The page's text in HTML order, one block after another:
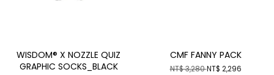
WISDOM® X NOZZLE QUIZ
GRAPHIC SOCKS_BLACK
CMF FANNY PACK
NT$ 3,280NT$ 2,296